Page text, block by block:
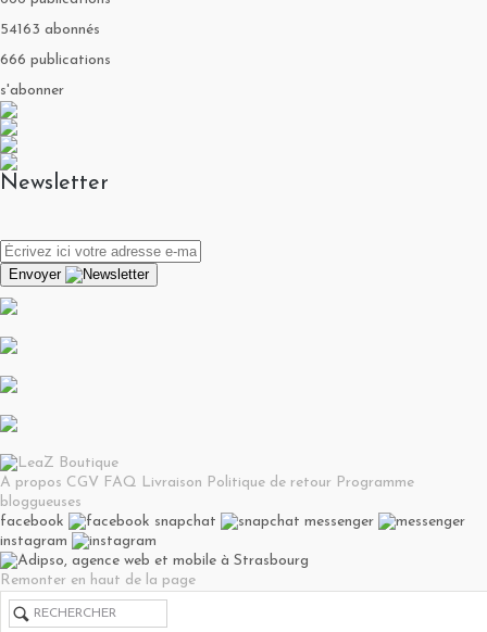
54163 abonnés
666 publications
s'abonner
Newsletter
Envoyer
A propos CGV FAQ Livraison Politique de retour Programme
bloggueuses
facebook
snapchat
messenger
instagram
Remonter en haut de la page